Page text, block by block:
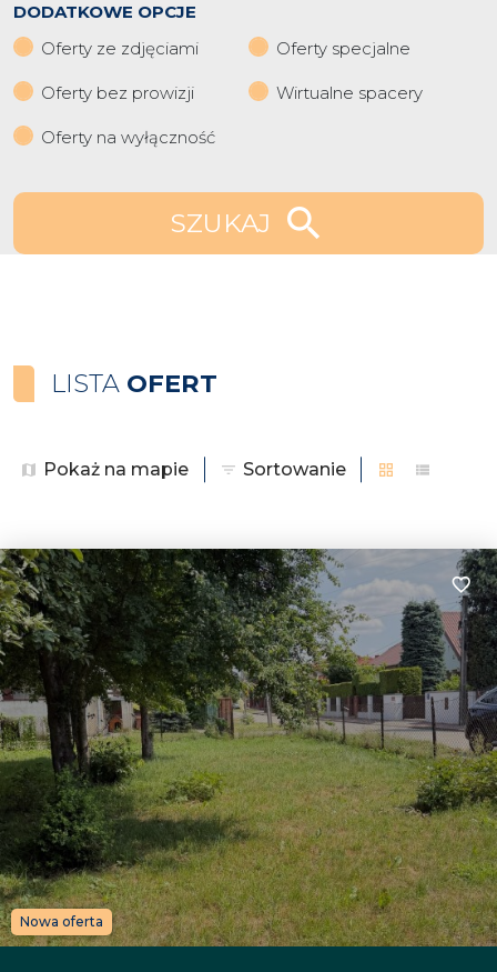
DODATKOWE OPCJE
Oferty ze zdjęciami
Oferty specjalne
Oferty bez prowizji Wirtualne spacery
Oferty na wyłączność
SZUKAJ
LISTA OFERT
Pokaż na mapie Sortowanie
tabelalista
Nowa oferta